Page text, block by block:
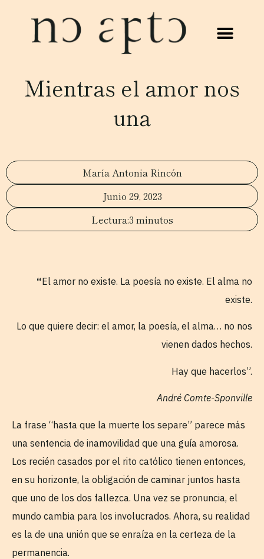
Mientras el amor nos
una
María Antonia Rincón
Junio 29, 2023
3 minutos
“El amor no existe. La poesía no existe. El alma no
existe.
Lo que quiere decir: el amor, la poesía, el alma… no nos
vienen dados hechos.
Hay que hacerlos”.
André Comte-Sponville
La frase “hasta que la muerte los separe” parece más
una sentencia de inamovilidad que una guía amorosa.
Los recién casados por el rito católico tienen entonces,
en su horizonte, la obligación de caminar juntos hasta
que uno de los dos fallezca. Una vez se pronuncia, el
mundo cambia para los involucrados. Ahora, su realidad
es la de una unión que se enraíza en la certeza de la
permanencia.